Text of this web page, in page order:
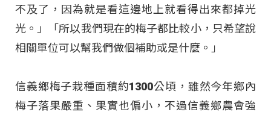
不及了，因為就是看這邊地上就看得出來都掉光
光。」「所以我們現在的梅子都比較小，只希望說
相關單位可以幫我們做個補助或是什麼。」
信義鄉梅子栽種面積約1300公頃，雖然今年鄉內
梅子落果嚴重、果實也偏小，不過信義鄉農會強